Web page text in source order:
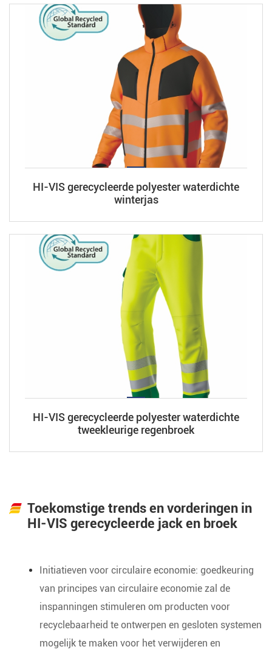
HI-VIS gerecycleerde polyester waterdichte
winterjas
HI-VIS gerecycleerde polyester waterdichte
tweekleurige regenbroek
Toekomstige trends en vorderingen in
HI-VIS gerecycleerde jack en broek
Initiatieven voor circulaire economie: goedkeuring
van principes van circulaire economie zal de
inspanningen stimuleren om producten voor
recyclebaarheid te ontwerpen en gesloten systemen
mogelijk te maken voor het verwijderen en